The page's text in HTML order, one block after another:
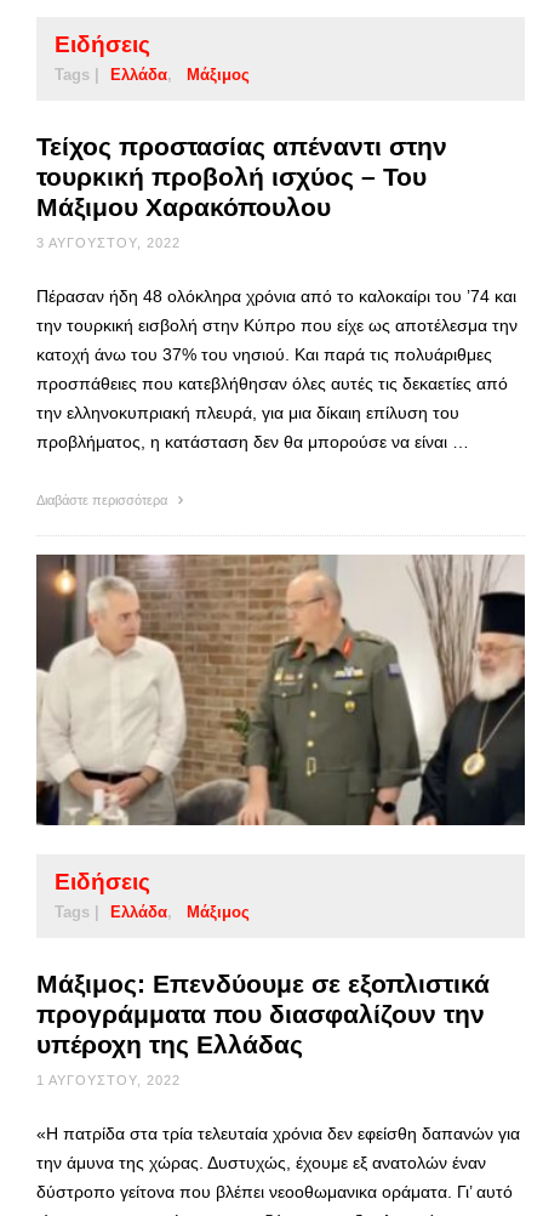
Ειδήσεις
Tags | Ελλάδα Μάξιμος
Τείχος προστασίας απέναντι στην
τουρκική προβολή ισχύος – Του
Μάξιμου Χαρακόπουλου
3 ΑΥΓΟΎΣΤΟΥ, 2022
Πέρασαν ήδη 48 ολόκληρα χρόνια από το καλοκαίρι του ’74 και
την τουρκική εισβολή στην Κύπρο που είχε ως αποτέλεσμα την
κατοχή άνω του 37% του νησιού. Και παρά τις πολυάριθμες
προσπάθειες που κατεβλήθησαν όλες αυτές τις δεκαετίες από
την ελληνοκυπριακή πλευρά, για μια δίκαιη επίλυση του
προβλήματος, η κατάσταση δεν θα μπορούσε να είναι …
Διαβάστε περισσότερα
Ειδήσεις
Tags | Ελλάδα Μάξιμος
Μάξιμος: Επενδύουμε σε εξοπλιστικά
προγράμματα που διασφαλίζουν την
υπέροχη της Ελλάδας
1 ΑΥΓΟΎΣΤΟΥ, 2022
«Η πατρίδα στα τρία τελευταία χρόνια δεν εφείσθη δαπανών για
την άμυνα της χώρας. Δυστυχώς, έχουμε εξ ανατολών έναν
δύστροπο γείτονα που βλέπει νεοοθωμανικα οράματα. Γι’ αυτό